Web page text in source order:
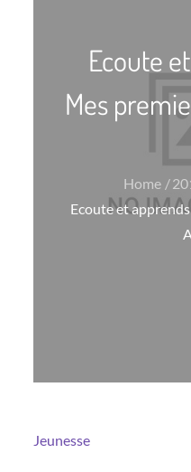
Ecoute
Mes
Home
Ecoute et
Jeunesse